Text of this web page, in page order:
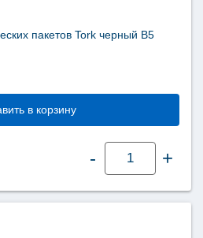
566000
пакетов Tork черный В5
в корзину
-
Количество
товара
для
гигиенических
пакетов
+